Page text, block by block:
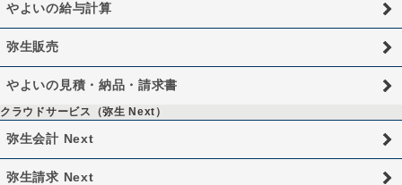
やよいの給与計算
弥生販売
やよいの見積・納品・請求書
クラウドサービス（弥生 Next）
弥生会計 Next
弥生請求 Next